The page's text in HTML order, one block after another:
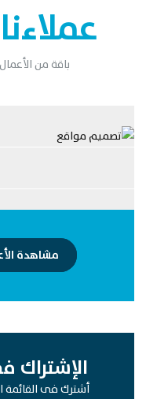
عملاءنا
باقة من
مشاهدة
الإشتراك
أشترك فى القائمة